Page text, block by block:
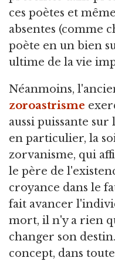
ces poètes et
absentes (comme
poète en un bien
ultime de la vie
Néanmoins,
zoroastrisme
aussi puissante
en particulier, la
zorvanisme, qui
le père de
croyance dans le
fait avancer
mort, il n'y a rien
changer son
concept, dans